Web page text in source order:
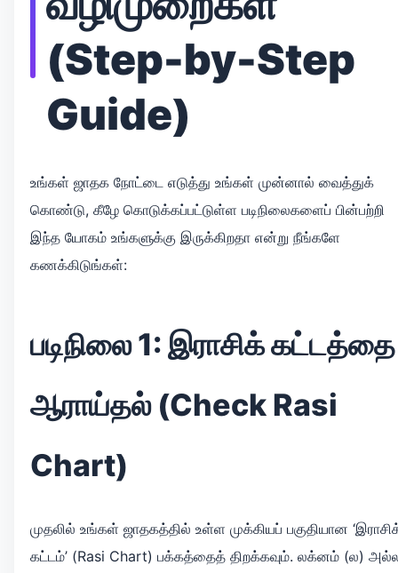
(Step-by-Step
Guide)
உங்கள் ஜாதக நோட்டை எடுத்து உங்கள் முன்னால் வைத்துக்
கொண்டு, கீழே கொடுக்கப்பட்டுள்ள படிநிலைகளைப் பின்பற்றி
இந்த யோகம் உங்களுக்கு இருக்கிறதா என்று நீங்களே
கணக்கிடுங்கள்:
படிநிலை 1: இராசிக் கட்டத்தை
ஆராய்தல் (Check Rasi
Chart)
முதலில் உங்கள் ஜாதகத்தில் உள்ள முக்கியப் பகுதியான
கட்டம்’ (Rasi Chart) பக்கத்தைத் திறக்கவும். லக்னம் (ல)